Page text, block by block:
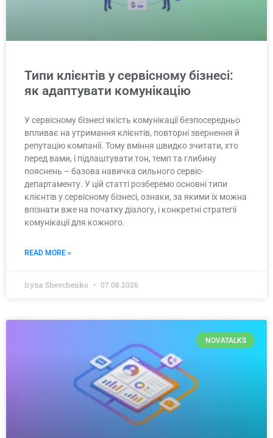
Типи клієнтів у сервісному бізнесі:
як адаптувати комунікацію
У сервісному бізнесі якість комунікації безпосередньо
впливає на утримання клієнтів, повторні звернення й
репутацію компанії. Тому вміння швидко зчитати, хто
перед вами, і підлаштувати тон, темп та глибину
пояснень – базова навичка сильного сервіс-
департаменту. У цій статті розберемо основні типи
клієнтів у сервісному бізнесі, ознаки, за якими їх можна
впізнати вже на початку діалогу, і конкретні стратегії
комунікації для кожного.
READ MORE »
Iryna Shevchenko 07.08.2026
NOVATALKS